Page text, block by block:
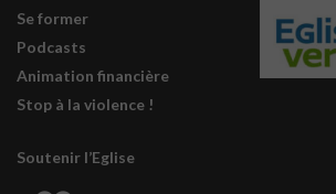
Se former
Podcasts
Animation financière
Stop à la violence !
Soutenir l’Eglise